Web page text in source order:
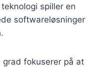
spiller en
softwareløsninger
fokuserer på at